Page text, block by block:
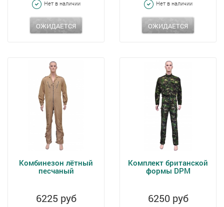
Нет в наличии
ОЖИДАЕТСЯ
Нет в наличии
ОЖИДАЕТСЯ
Комбинезон лётный
песчаный
6225 руб
Комплект британской
формы DPM
6250 руб